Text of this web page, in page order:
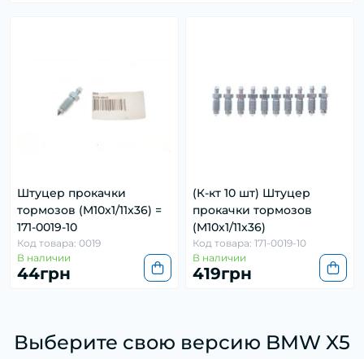
Штуцер прокачки
тормозов (M10x1/11x36) =
171-0019-10
Код товара: 0019
В наличии
44грн
(К-кт 10 шт) Штуцер
прокачки тормозов
(M10x1/11x36)
Код товара: 171-0019-10
В наличии
419грн
Выберите свою версию BMW X5